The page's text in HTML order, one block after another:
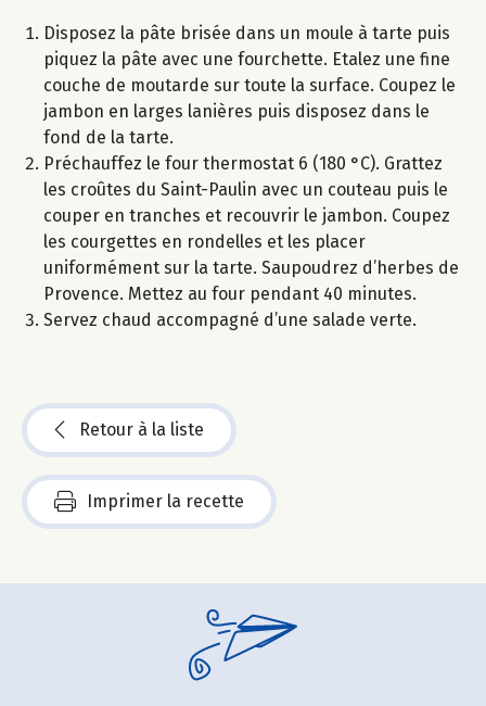
Disposez la pâte brisée dans un moule à tarte puis
piquez la pâte avec une fourchette. Etalez une fine
couche de moutarde sur toute la surface. Coupez le
jambon en larges lanières puis disposez dans le
fond de la tarte.
Préchauffez le four thermostat 6 (180 °C). Grattez
les croûtes du Saint-Paulin avec un couteau puis le
couper en tranches et recouvrir le jambon. Coupez
les courgettes en rondelles et les placer
uniformément sur la tarte. Saupoudrez d’herbes de
Provence. Mettez au four pendant 40 minutes.
Servez chaud accompagné d’une salade verte.
Retour à la liste
Imprimer la recette